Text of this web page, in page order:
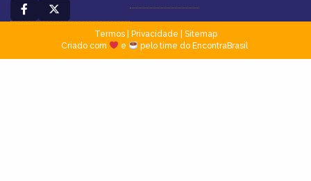
Termos| Privacidade
Sitemap
Criado com
e pelo time do EncontraBrasil